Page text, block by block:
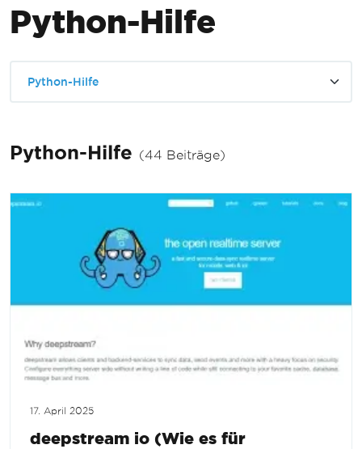
Python-Hilfe
Python-Hilfe
Python-Hilfe (44 Beiträge)
17. April 2025
deepstream io (Wie es für